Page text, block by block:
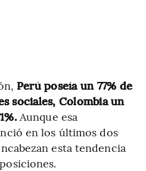
Perú poseía un 77% de
sociales, Colombia un
Aunque esa
en los últimos dos
esta tendencia